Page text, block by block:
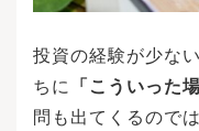
投資の経験が少な
ちに
「こういった
問も出てくるので